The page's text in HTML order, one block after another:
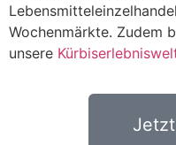
Wochenmärkte. Zudem
unsere